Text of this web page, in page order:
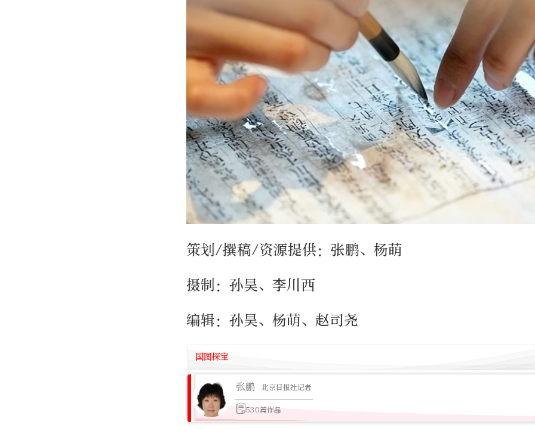
策划/撰稿/资源提供：张鹏、杨萌
摄制：孙昊、李川西
编辑：孙昊、杨萌、赵司尧
国图探宝
张鹏 北京日报社记者
530篇作品